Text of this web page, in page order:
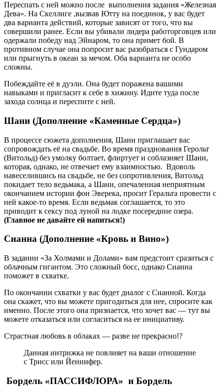
Переспать с ней можно после выполнения задания «Железная
Дева». На Скеллиге ,вызвав Ютту на поединок, у вас будет
два варианта действий, которые зависят от того, что вы
совершили ранее. Если вы убивали лидера работорговцев или
одержали победу над Эйнаром, то она примет бой. В
противном случае она попросит вас разобраться с Гундаром
или прыгнуть в океан за мечом. Оба варианта не особо
сложны.
Побеждайте её в дуэли. Она будет поражена вашими
навыками и пригласит к себе в хижину. Идите туда после
захода солнца и переспите с ней.
Шани (Дополнение «Каменные Сердца»)
В процессе сюжета дополнения, Шани приглашает вас
сопровождать её на свадьбе. Во время празднования Герольт
(Витольд) без умолку болтает, флиртует и соблазняет Шани,
которая, однако, не отвечает ему взаимностью. Вдоволь
навеселившись на свадьбе, не без сопротивления, Витольд
покидает тело ведьмака, а Шани, опечаленная неприятным
окончанием истории фон Эверека, просит Геральта провести с
ней какое-то время. Если ведьмак соглашается, то это
приводит к сексу под луной на лодке посередине озера.
(Главное не давайте ей напиться!)
Сианна (Дополнение «Кровь и Вино»)
В задании «За Холмами и Долами» вам предстоит сразиться с
облачным гигантом. Это сложный босс, однако Сианна
поможет в схватке.
По окончании схватки у вас будет диалог с Сианной. Когда
она скажет, что вы можете пригодиться для нее, спросите как
именно. После этого она признается, что хочет вас — тут вы
можете отказаться или согласиться на ее инициативу.
Страстная любовь в облаках — разве не прекрасно!?
Данная интрижка не повлияет на ваши отношение
с Трисс или Йеннифер.
Бордель «ПАССИФЛОРА» и Бордель